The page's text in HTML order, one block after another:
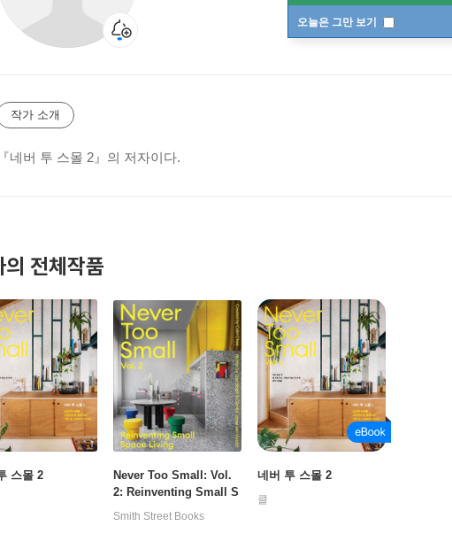
오늘은 그만 보기
작가 소개
『네버 투 스몰 2』의 저자이다.
의 전체작품
스몰 2
Never Too Small: Vol.
2: Reinventing Small S
pace Living
Smith Street Books
네버 투 스몰 2
클